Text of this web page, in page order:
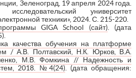
Зеленоград, 19 апреля 2024 года.
университет
техники», 2024. С. 215-220.
GIGA School (сайт) . (дата
качества обучения на платформе
/ А.В. Полтавский, Н.К. Юрков, В.А.
М.В. Фомкина // Надежность и
2018. №4(24). (дата обращения: